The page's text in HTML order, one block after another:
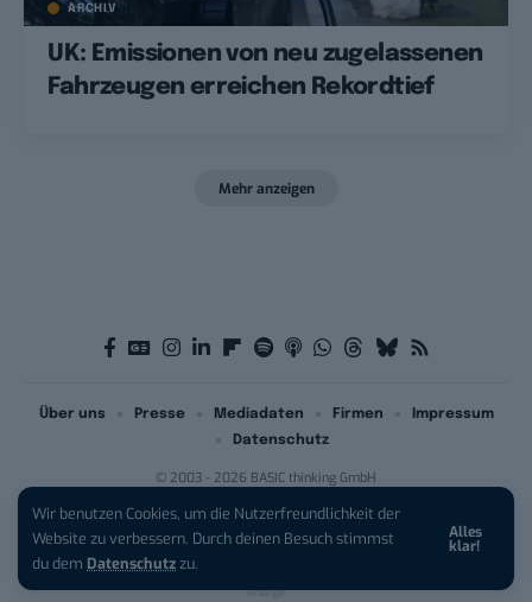
Wir benutzen Cookies, um die Nutzerfreundlichkeit der
Website zu verbessern. Durch deinen Besuch stimmst
du dem Datenschutzzu.
Alles
klar!
ARCHIV
UK: Emissionen von neu zugelassenen
Fahrzeugen erreichen Rekordtief
Mehr anzeigen
© 2003 - 2026 BASIC thinking GmbH
Über uns Presse Mediadaten Firmen
Impressum
Datenschutz
iPhone 17 Pro sichern:Für 1 € +
200 € Hardware-Bonus!
Anzeige